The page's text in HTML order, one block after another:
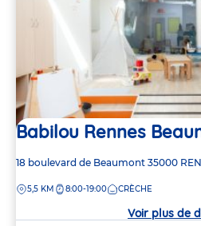
Babilou Rennes
Adresse
la
18 boulevard de Beaumont 35000
DISTANCE
5,5 KM 8:00-19:00 CRÈCHE
Voir plus de